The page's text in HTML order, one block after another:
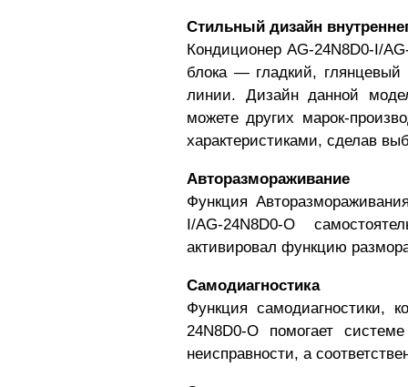
Стильный дизайн
Кондиционер AG-24N8D0-I/
блока — гладкий, глянцевый
линии. Дизайн данной
можете других марок-
характеристиками, сделав
Авторазмораживание
Функция
I/AG-24N8D0-O
активировал функцию
Самодиагностика
Функция самодиагностики,
24N8D0-O помогает
неисправности, а